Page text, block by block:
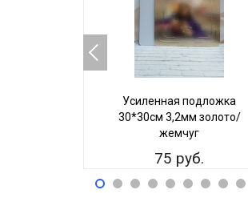
Усиленная подложка
30*30см 3,2мм золото/
жемчуг
75 руб.